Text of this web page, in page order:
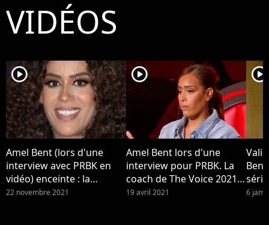
VIDÉOS
player2
Amel Bent (lors d'une
interview avec PRBK en
vidéo) enceinte : la
maman montre son baby
22 novembre 2021
player2
Amel Bent lors d'une
interview pour PRBK. La
coach de The Voice 2021 a
éliminé Jaja et Sonia : les
19 avril 2021
player2
6